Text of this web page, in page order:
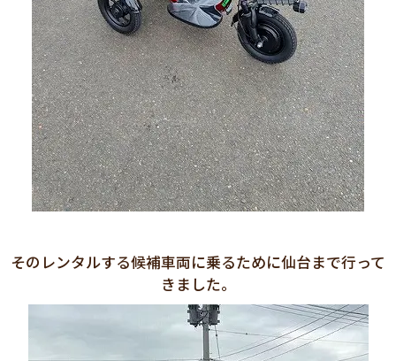
そのレンタルする候補車両に乗るために仙台まで行って
きました。